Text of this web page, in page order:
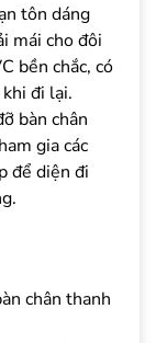
tôn dáng
mái cho đôi
bền chắc, có
đi lại.
bàn chân
gia các
để diện đi
chân thanh